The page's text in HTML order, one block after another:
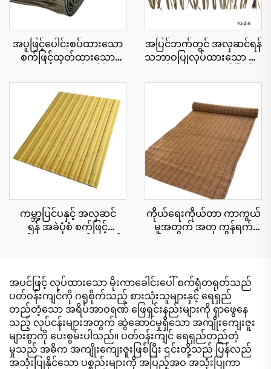
အပူဖြင့်ပေါင်းစပ်ထားသော
စက်ဖြင့်ထုတ်ထားသော
ပြား ၅၀ စင်တီမီတာ x ၃
မီတာ၊ မီးခံနိုင်ရည်ပိုမို
ကောင်းမွန်ခြင်း
အပြင်ဘက်တွင် အလှဆင်ရန်
သဘာဝပြုလုပ်ထားသော ဖရုံ
ခံနိုင်ရည်ရှိခြင်း
ကမ္ဘာ့ပြင်ပနှင့် အလှဆင်
ရန် အခဲပုံစံ စက်ဖြင့်
ကိုယ်ရေးကိုယ်တာ ကာကွယ်
မှုအတွက် အတု ကွန်ရက်
အပင်ဖြင့် လုပ်ထားသော မိုးကာခေါင်းပေါ် စက်ရုံတရုတ်သည်
ပတ်ဝန်းကျင်ကို ဂရုစိုက်သည့် စားသုံးသူများနှင့် ရေရှည်
တည်တံ့သော အရိပ်အာဝရဏ် ဖြေရှင်းနည်းများကို ရှာဖွေနေ
သည့် လုပ်ငန်းများအတွက် ဆွဲဆောင်မှုရှိသော အကျိုးကျေးဇူး
များစွာကို ပေးစွမ်းပါသည်။ ပတ်ဝန်းကျင် ရေရှည်တည်တံ့
မှုသည် အဓိက အကျိုးကျေးဇူးဖြစ်ပြီး ၎င်းတို့သည် ပြန်လည်
အသုံးပြုနိုင်သော ပစ္စည်းများကို အပြည့်အဝ အသုံးပြုကာ